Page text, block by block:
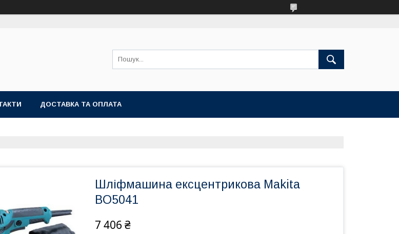
ДОСТАВКА ТА ОПЛАТА
Шліфмашина ексцентрикова Makita
BO5041
7 406 ₴